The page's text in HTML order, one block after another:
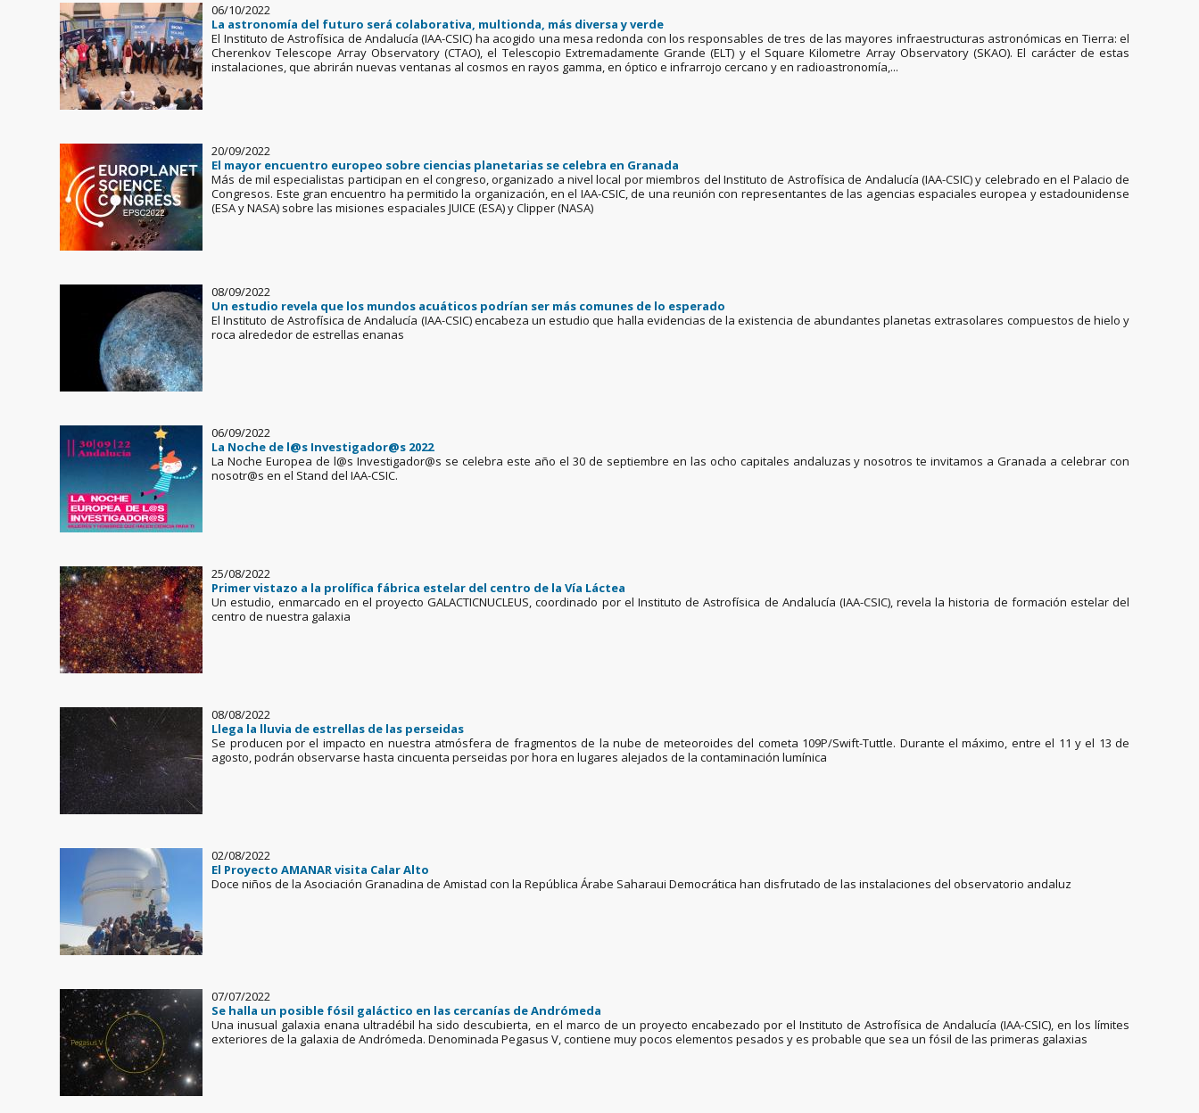
06/10/2022
La astronomía del futuro será colaborativa, multionda, más diversa y verde
El Instituto de Astrofísica de Andalucía (IAA-CSIC) ha acogido una mesa redonda con los responsables de tres de las mayores infraestructuras astronómicas en Tierra: el
Cherenkov Telescope Array Observatory (CTAO), el Telescopio Extremadamente Grande (ELT) y el Square Kilometre Array Observatory (SKAO). El carácter de estas
instalaciones, que abrirán nuevas ventanas al cosmos en rayos gamma, en óptico e infrarrojo cercano y en radioastronomía,...
20/09/2022
El mayor encuentro europeo sobre ciencias planetarias se celebra en Granada
Más de mil especialistas participan en el congreso, organizado a nivel local por miembros del Instituto de Astrofísica de Andalucía (IAA-CSIC) y celebrado en el Palacio de
Congresos. Este gran encuentro ha permitido la organización, en el IAA-CSIC, de una reunión con representantes de las agencias espaciales europea y estadounidense
(ESA y NASA) sobre las misiones espaciales JUICE (ESA) y Clipper (NASA)
08/09/2022
Un estudio revela que los mundos acuáticos podrían ser más comunes de lo esperado
El Instituto de Astrofísica de Andalucía (IAA-CSIC) encabeza un estudio que halla evidencias de la existencia de abundantes planetas extrasolares compuestos de hielo y
roca alrededor de estrellas enanas
06/09/2022
La Noche de l@s Investigador@s 2022
La Noche Europea de l@s Investigador@s se celebra este año el 30 de septiembre en las ocho capitales andaluzas y nosotros te invitamos a Granada a celebrar con
nosotr@s en el Stand del IAA-CSIC.
25/08/2022
Primer vistazo a la prolífica fábrica estelar del centro de la Vía Láctea
Un estudio, enmarcado en el proyecto GALACTICNUCLEUS, coordinado por el Instituto de Astrofísica de Andalucía (IAA-CSIC), revela la historia de formación estelar del
centro de nuestra galaxia
08/08/2022
Llega la lluvia de estrellas de las perseidas
Se producen por el impacto en nuestra atmósfera de fragmentos de la nube de meteoroides del cometa 109P/Swift-Tuttle. Durante el máximo, entre el 11 y el 13 de
agosto, podrán observarse hasta cincuenta perseidas por hora en lugares alejados de la contaminación lumínica
02/08/2022
El Proyecto AMANAR visita Calar Alto
Doce niños de la Asociación Granadina de Amistad con la República Árabe Saharaui Democrática han disfrutado de las instalaciones del observatorio andaluz
07/07/2022
Se halla un posible fósil galáctico en las cercanías de Andrómeda
Una inusual galaxia enana ultradébil ha sido descubierta, en el marco de un proyecto encabezado por el Instituto de Astrofísica de Andalucía (IAA-CSIC), en los límites
exteriores de la galaxia de Andrómeda. Denominada Pegasus V, contiene muy pocos elementos pesados ​​y es probable que sea un fósil de las primeras galaxias